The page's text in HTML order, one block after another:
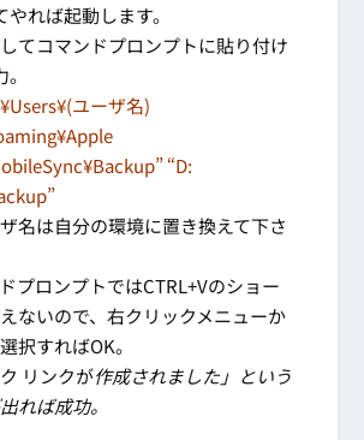
れば起動します。
てコマンドプロンプトに貼り付け
ユーザ名)
“D:
名は自分の環境に置き換えて下さ
プロンプトではCTRL+Vのショー
ないので、右クリックメニューか
択すればOK。
リンクが作成されました」という
れば成功。